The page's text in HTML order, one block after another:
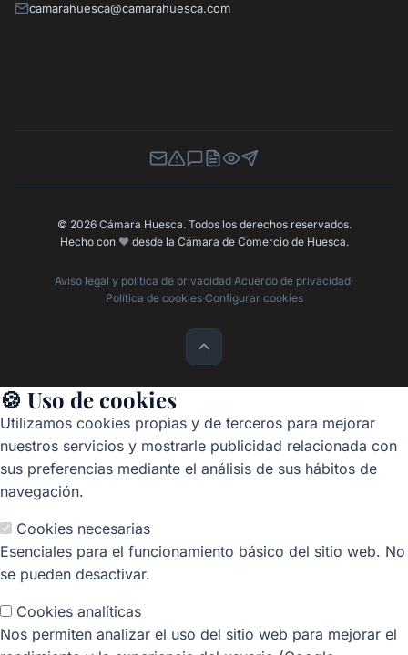
camarahuesca@camarahuesca.com
Newsletter
Canal de Denuncias
Buzón de Sugerencias
Perfil Contratante
Ley de Transparencia
Contacta con nosotros
© 2026 Cámara Huesca. Todos los derechos reservados.
Hecho con ❤️desde la Cámara de Comercio de Huesca.
Aviso legal y política de privacidad·Acuerdo de privacidad·
Política de cookies·Configurar cookies
🍪 Uso de cookies
Utilizamos cookies propias y de terceros para mejorar
nuestros servicios y mostrarle publicidad relacionada con
sus preferencias mediante el análisis de sus hábitos de
navegación.
Cookies necesarias
Esenciales para el funcionamiento básico del sitio web. No
se pueden desactivar.
Cookies analíticas
Nos permiten analizar el uso del sitio web para mejorar el